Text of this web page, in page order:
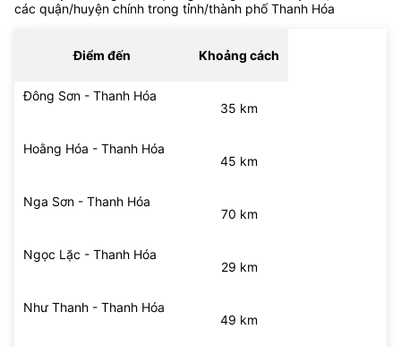
các quận/huyện chính trong tỉnh/thành phố Thanh Hóa
Điểm đến Khoảng cách
Đông Sơn - Thanh Hóa
35 km
Hoằng Hóa - Thanh Hóa
45 km
Nga Sơn - Thanh Hóa
70 km
Ngọc Lặc - Thanh Hóa
29 km
Như Thanh - Thanh Hóa
49 km